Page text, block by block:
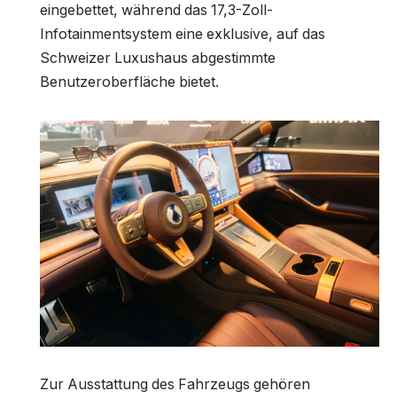
eingebettet, während das 17,3-Zoll-
Infotainmentsystem eine exklusive, auf das
Schweizer Luxushaus abgestimmte
Benutzeroberfläche bietet.
Zur Ausstattung des Fahrzeugs gehören